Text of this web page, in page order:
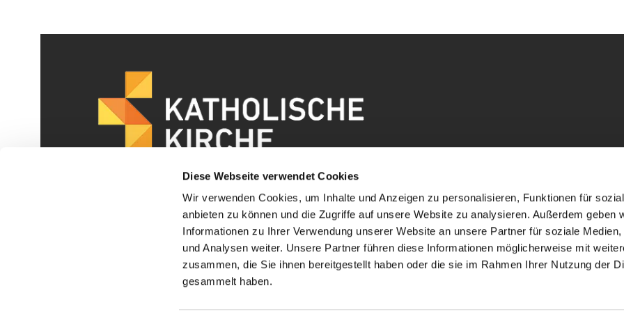
Diese Webseite verwendet Cookies
Wir verwenden Cookies, um Inhalte und Anzeigen zu personalisieren, Funktionen für
anbieten zu können und die Zugriffe auf unsere Website zu analysieren. Außerdem geben
Informationen zu Ihrer Verwendung unserer Website an unsere Partner für soziale Medien,
und Analysen weiter. Unsere Partner führen diese Informationen möglicherweise mit
zusammen, die Sie ihnen bereitgestellt haben oder die sie im Rahmen Ihrer Nutzung der
gesammelt haben.
Impressum Datenschutzerklärung ChurchDesk-